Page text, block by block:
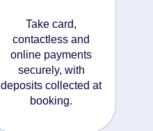
Take card,
contactless and
online payments
securely, with
deposits collected at
booking.